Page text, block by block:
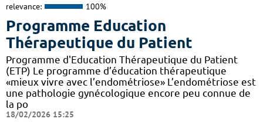
relevance: 100%
Programme Education
Thérapeutique du Patient
Programme d'Education Thérapeutique du Patient
(ETP) Le programme d’éducation thérapeutique
«mieux vivre avec l’endométriose» L’endométriose est
une pathologie gynécologique encore peu connue de
la po
18/02/2026 15:25